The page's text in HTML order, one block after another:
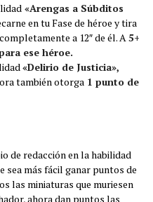
«Arengas a Súbditos
en tu Fase de héroe y tira
a 12″ de él. A 5+
ese héroe.
«Delirio de Justicia»,
también otorga 1 punto de
de redacción en la habilidad
sea más fácil ganar puntos de
las miniaturas que muriesen
ahora dan puntos las